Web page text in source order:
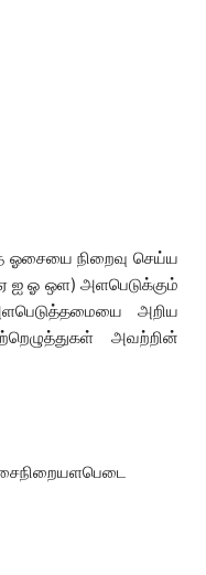
ஓசையை நிறைவு செய்ய
ஐ ஓ ஒள) அளபெடுக்கும்
அறிய
அவற்றின்